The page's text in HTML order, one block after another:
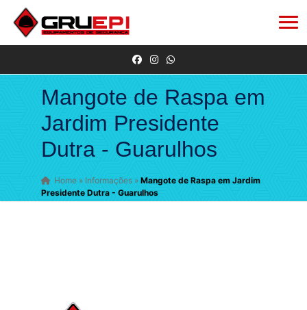
Mangote de Raspa em
Jardim Presidente
Dutra - Guarulhos
Home» Informações » Mangote de Raspa em Jardim
Presidente Dutra - Guarulhos